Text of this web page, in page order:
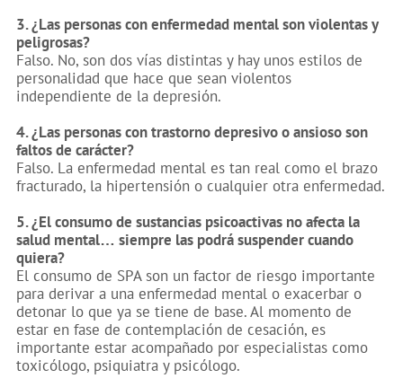
3. ¿Las personas con enfermedad mental son violentas y
peligrosas?
Falso.No, son dos vías distintas y hay unos estilos de
personalidad que hace que sean violentos
independiente de la depresión.
4. ¿Las personas con trastorno depresivo o ansioso son
faltos de carácter?
Falso.La enfermedad mental es tan real como el brazo
fracturado, la hipertensión o cualquier otra enfermedad.
5. ¿El consumo de sustancias psicoactivas no afecta la
salud mental… siempre las podrá suspender cuando
quiera?
El consumo de SPA son un factor de riesgo importante
para derivar a una enfermedad mental o exacerbar o
detonar lo que ya se tiene de base. Al momento de
estar en fase de contemplación de cesación, es
importante estar acompañado por especialistas como
toxicólogo, psiquiatra y psicólogo.